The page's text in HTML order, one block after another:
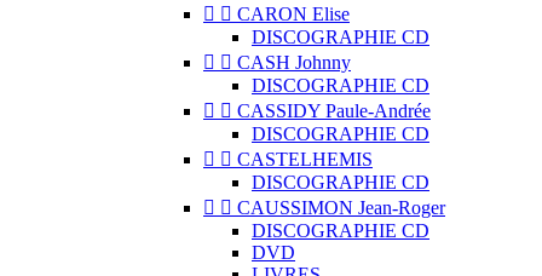
  CARON Elise
DISCOGRAPHIE CD
  CASH Johnny
DISCOGRAPHIE CD
  CASSIDY Paule-Andrée
DISCOGRAPHIE CD
  CASTELHEMIS
DISCOGRAPHIE CD
  CAUSSIMON Jean-Roger
DISCOGRAPHIE CD
DVD